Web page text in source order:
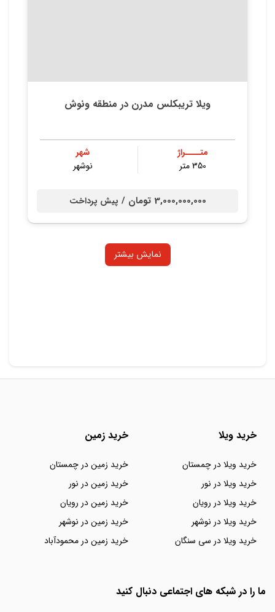
ویلا تریبکلس مدرن در منطقه ونوش
متــــراژ
350 متر
شهر
نوشهر
3,000,000,000 تومان / پیش پرداخت
نمایش بیشتر
خرید ویلا
خرید ویلا در چمستان
خرید ویلا در نور
خرید ویلا در رویان
خرید ویلا در نوشهر
خرید ویلا در سی سنگان
خرید زمین
خرید زمین در چمستان
خرید زمین در نور
خرید زمین در رویان
خرید زمین در نوشهر
خرید زمین در محمودآباد
ما را در شبکه های اجتماعی دنبال کنید